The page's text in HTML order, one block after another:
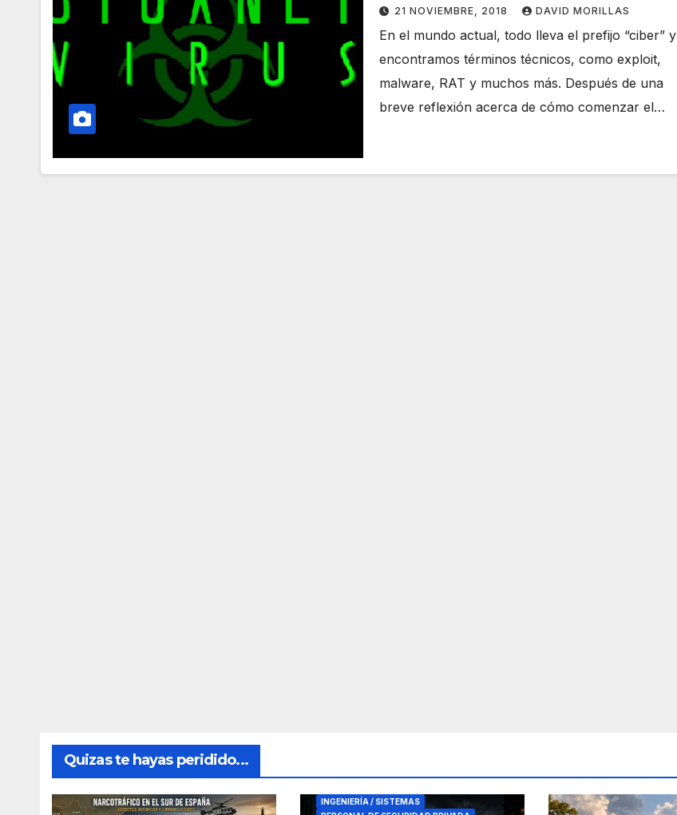
21 NOVIEMBRE, 2018 DAVID MORILLAS
En el mundo actual, todo lleva el prefijo “ciber” y
encontramos términos técnicos, como exploit,
malware, RAT y muchos más. Después de una
breve reflexión acerca de cómo comenzar el…
Quizas te hayas peridido...
INGENIERÍA / SISTEMAS